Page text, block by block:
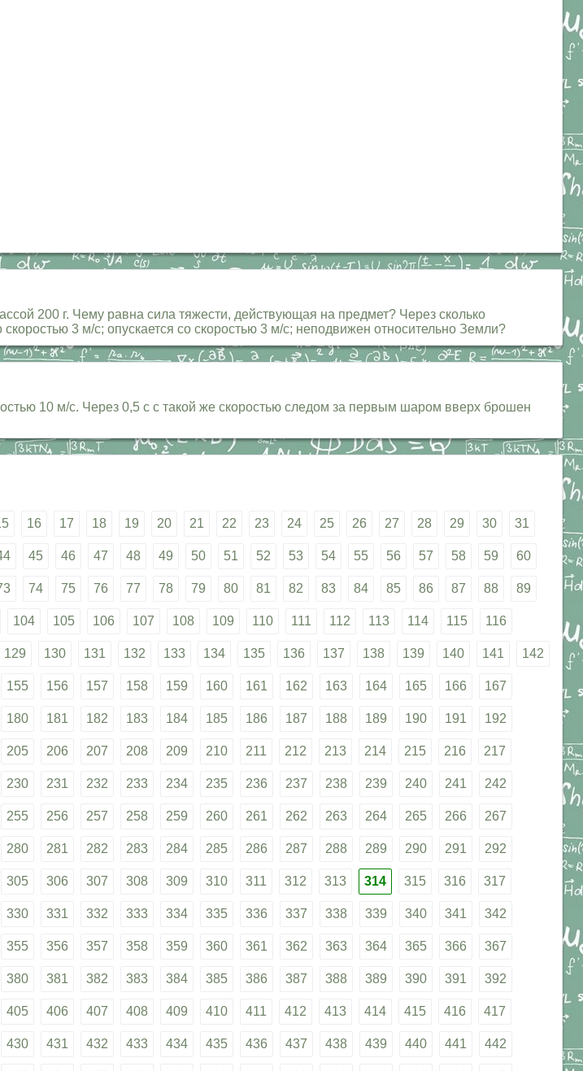
200 г. Чему равна сила тяжести, действующая на предмет? Через сколько
3 м/с; опускается со скоростью 3 м/с; неподвижен относительно Земли?
10 м/с. Через 0,5 с с такой же скоростью следом за первым шаром вверх брошен
16 17 18 19 20 21 22 23 24 25 26 27 28 29 30 31
45 46 47 48 49 50 51 52 53 54 55 56 57 58 59 60
74 75 76 77 78 79 80 81 82 83 84 85 86 87 88 89
104 105 106 107 108 109 110 111 112 113 114 115 116
129 130 131 132 133 134 135 136 137 138 139 140 141 142
155 156 157 158 159 160 161 162 163 164 165 166 167
180 181 182 183 184 185 186 187 188 189 190 191 192
205 206 207 208 209 210 211 212 213 214 215 216 217
230 231 232 233 234 235 236 237 238 239 240 241 242
255 256 257 258 259 260 261 262 263 264 265 266 267
280 281 282 283 284 285 286 287 288 289 290 291 292
305 306 307 308 309 310 311 312 313 314 315 316 317
330 331 332 333 334 335 336 337 338 339 340 341 342
355 356 357 358 359 360 361 362 363 364 365 366 367
380 381 382 383 384 385 386 387 388 389 390 391 392
405 406 407 408 409 410 411 412 413 414 415 416 417
430 431 432 433 434 435 436 437 438 439 440 441 442